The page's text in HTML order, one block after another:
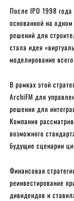
После IPO 1998
основанной на
решений для
стала идея
моделирование
В рамках этой
ArchiFM для
решения для
Компания
возможного
будущие сценарии
Финансовая
реинвестирование
дивидендов и